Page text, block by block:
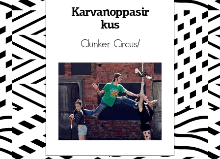
Karvanoppasir
kus
Clunker Circus/